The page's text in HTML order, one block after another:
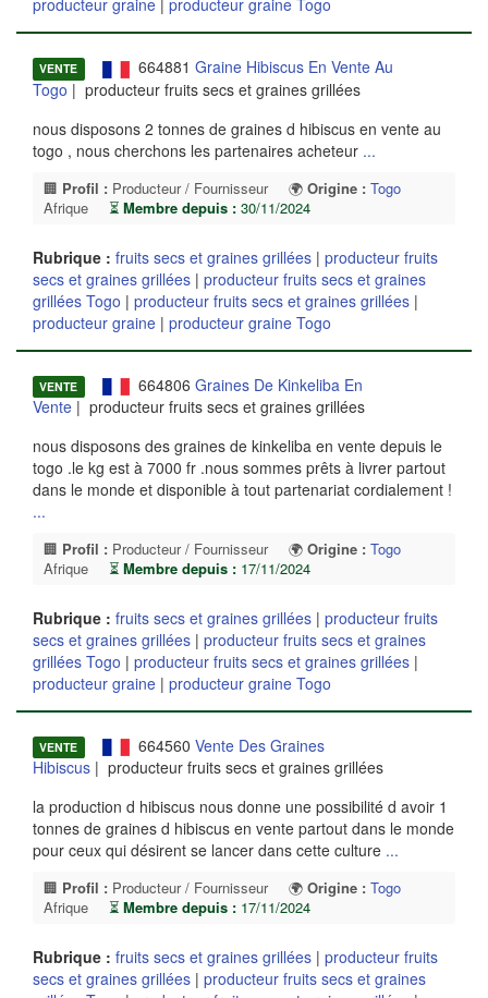
producteur graine | producteur graine Togo
VENTE 664881 Graine Hibiscus En Vente Au
Togo | producteur fruits secs et graines grillées
nous disposons 2 tonnes de graines d hibiscus en vente au
togo , nous cherchons les partenaires acheteur ...
🏢 Profil : Producteur / Fournisseur 🌍 Origine : Togo
Afrique
⏳ Membre depuis : 30/11/2024
Rubrique : fruits secs et graines grillées | producteur fruits
secs et graines grillées | producteur fruits secs et graines
grillées Togo | producteur fruits secs et graines grillées |
producteur graine | producteur graine Togo
VENTE 664806 Graines De Kinkeliba En
Vente | producteur fruits secs et graines grillées
nous disposons des graines de kinkeliba en vente depuis le
togo .le kg est à 7000 fr .nous sommes prêts à livrer partout
dans le monde et disponible à tout partenariat cordialement !
...
🏢 Profil : Producteur / Fournisseur 🌍 Origine : Togo
Afrique
⏳ Membre depuis : 17/11/2024
Rubrique : fruits secs et graines grillées | producteur fruits
secs et graines grillées | producteur fruits secs et graines
grillées Togo | producteur fruits secs et graines grillées |
producteur graine | producteur graine Togo
VENTE 664560 Vente Des Graines
Hibiscus | producteur fruits secs et graines grillées
la production d hibiscus nous donne une possibilité d avoir 1
tonnes de graines d hibiscus en vente partout dans le monde
pour ceux qui désirent se lancer dans cette culture ...
🏢 Profil : Producteur / Fournisseur 🌍 Origine : Togo
Afrique
⏳ Membre depuis : 17/11/2024
Rubrique : fruits secs et graines grillées | producteur fruits
secs et graines grillées | producteur fruits secs et graines